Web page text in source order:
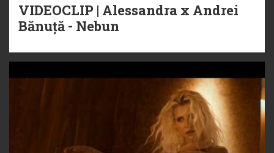
VIDEOCLIP | Alessandra x Andrei
Bănuță - Nebun